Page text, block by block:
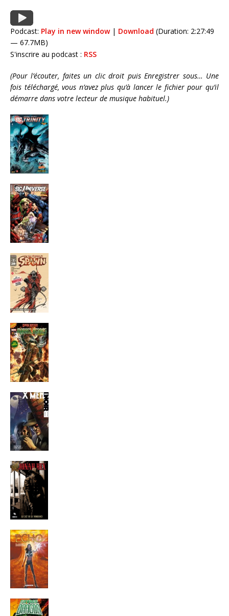
Podcast: Play in new window| Download (Duration: 2:27:49
— 67.7MB)
S'inscrire au podcast : RSS
(Pour l’écouter, faites un clic droit puis Enregistrer sous… Une
fois téléchargé, vous n’avez plus qu’à lancer le fichier pour qu’il
démarre dans votre lecteur de musique habituel.)